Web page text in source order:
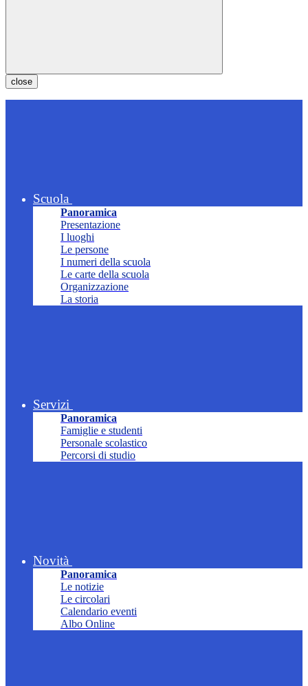
close
Scuola
Panoramica
Presentazione
I luoghi
Le persone
I numeri della scuola
Le carte della scuola
Organizzazione
La storia
Servizi
Panoramica
Famiglie e studenti
Personale scolastico
Percorsi di studio
Novità
Panoramica
Le notizie
Le circolari
Calendario eventi
Albo Online